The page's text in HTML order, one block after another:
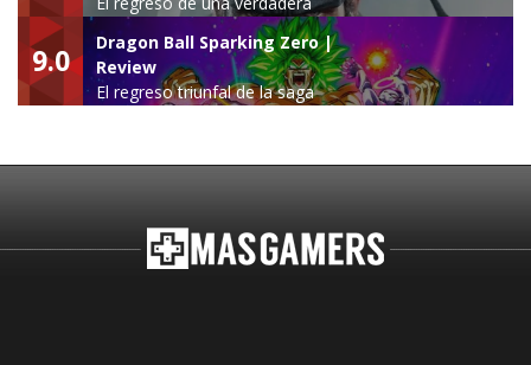
leyenda
9.0
Dragon Ball Sparking Zero |
Review
El regreso triunfal de la saga